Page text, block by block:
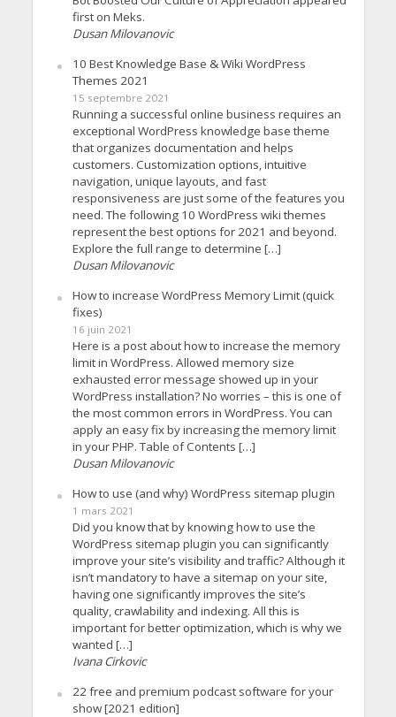
first on Meks.
Dusan Milovanovic
10 Best Knowledge Base & Wiki WordPress
Themes 2021
15 septembre 2021
Running a successful online business requires an
exceptional WordPress knowledge base theme
that organizes documentation and helps
customers. Customization options, intuitive
navigation, unique layouts, and fast
responsiveness are just some of the features you
need. The following 10 WordPress wiki themes
represent the best options for 2021 and beyond.
Explore the full range to determine […]
Dusan Milovanovic
How to increase WordPress Memory Limit (quick
fixes)
16 juin 2021
Here is a post about how to increase the memory
limit in WordPress. Allowed memory size
exhausted error message showed up in your
WordPress installation? No worries – this is one of
the most common errors in WordPress. You can
apply an easy fix by increasing the memory limit
in your PHP. Table of Contents […]
Dusan Milovanovic
How to use (and why) WordPress sitemap plugin
1 mars 2021
Did you know that by knowing how to use the
WordPress sitemap plugin you can significantly
improve your site’s visibility and traffic? Although it
isn’t mandatory to have a sitemap on your site,
having one significantly improves the site’s
quality, crawlability and indexing. All this is
important for better optimization, which is why we
wanted […]
Ivana Cirkovic
22 free and premium podcast software for your
show [2021 edition]